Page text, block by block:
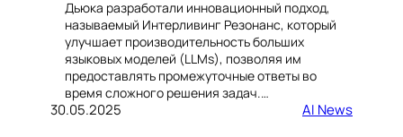
Дьюка разработали инновационный подход,
называемый Интерливинг Резонанс, который
улучшает производительность больших
языковых моделей (LLMs), позволяя им
предоставлять промежуточные ответы во
время сложного решения задач.…
30.05.2025 AI News